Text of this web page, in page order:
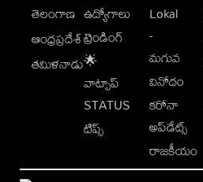
తెలంగాణ
ఆంధ్రప్రదేశ్
తమిళనాడు
ఉద్యోగాలు
ట్రెండింగ్
🌟
వాట్సాప్
STATUS
టిప్స్
Lokal
-
మగువ
వినోదం
కరోనా
అప్‌డేట్స్
రాజకీయం